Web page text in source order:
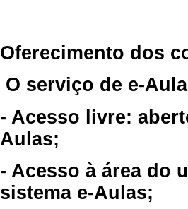
Oferecimento dos
O serviço de e-
- Acesso livre:
Aulas;
- Acesso à área do
sistema e-Aulas;